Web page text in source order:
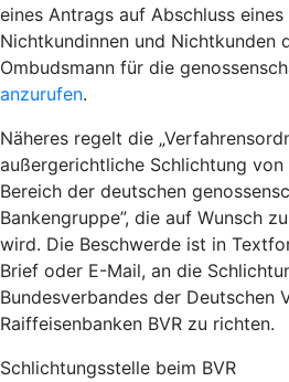
eines Antrags auf Abschluss
Nichtkundinnen und Nichtkunden
Ombudsmann für die
anzurufen.
Näheres regelt die
außergerichtliche Schlichtung von
Bereich der deutschen
Bankengruppe”, die auf Wunsch
wird. Die Beschwerde ist in
Brief oder E-Mail, an die
Bundesverbandes der Deutschen
Raiffeisenbanken BVR zu richten.
Schlichtungsstelle beim BVR